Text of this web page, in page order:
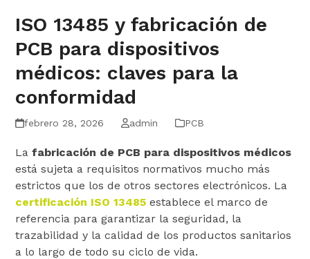
ISO 13485 y fabricación de
PCB para dispositivos
médicos: claves para la
conformidad
febrero 28, 2026 admin PCB
Lafabricación de PCB para dispositivos médicos
está sujeta a requisitos normativos mucho más
estrictos que los de otros sectores electrónicos. La
certificación ISO 13485 establece el marco de
referencia para garantizar la seguridad, la
trazabilidad y la calidad de los productos sanitarios
a lo largo de todo su ciclo de vida.